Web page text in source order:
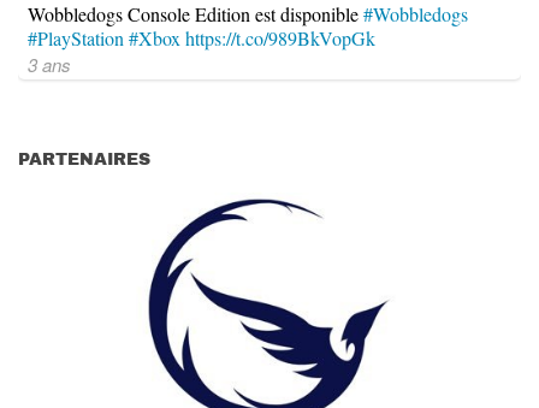
Wobbledogs Console Edition est disponible#Wobbledogs
#PlayStation #Xbox https://t.co/989BkVopGk
3 ans
PARTENAIRES